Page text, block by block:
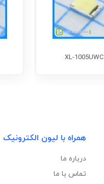
XL-1005UWC
همراه با لیون الکترونیک
درباره ما
تماس با ما